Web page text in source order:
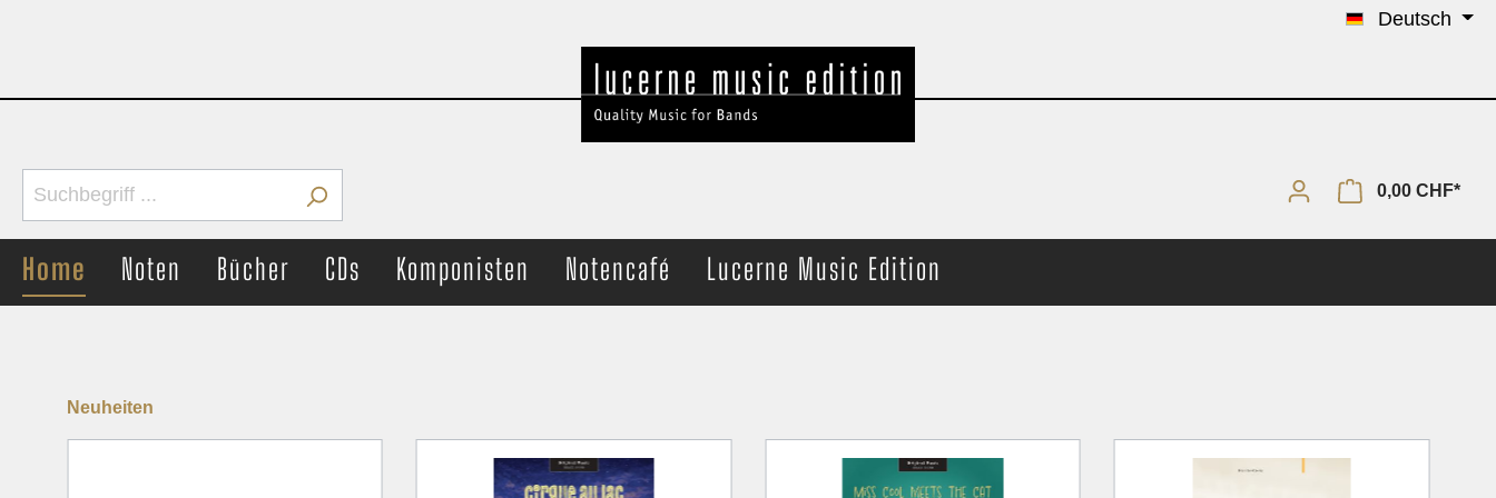
Deutsch
0,00 CHF*
Home Noten Bücher CDs Komponisten Notencafé Lucerne Music Edition
Märsche
Unterhaltung
Brass Quartet
Trombone Quartet
Neuheiten